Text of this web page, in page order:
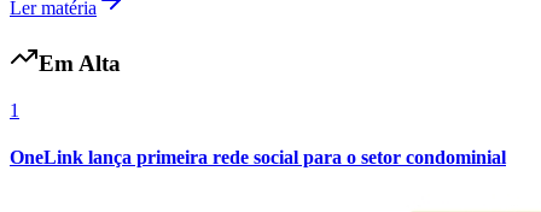
Ler matéria
Em Alta
1
OneLink lança primeira rede social para o setor condominial